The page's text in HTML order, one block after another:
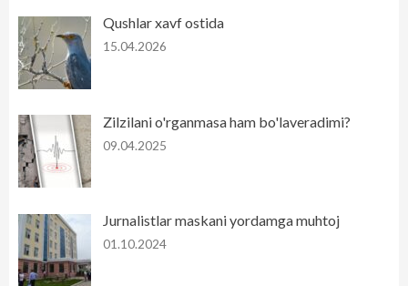
Qushlar xavf ostida
15.04.2026
Zilzilani o'rganmasa ham bo'laveradimi?
09.04.2025
Jurnalistlar maskani yordamga muhtoj
01.10.2024